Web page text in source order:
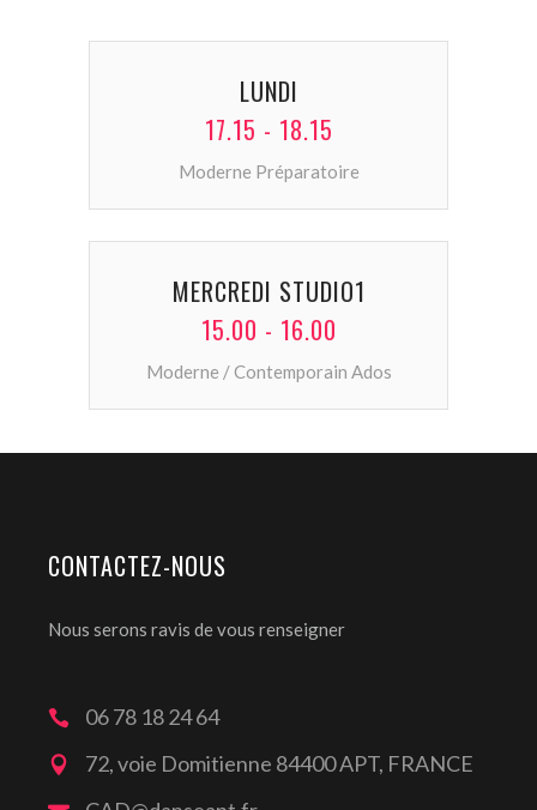
LUNDI
17.15 - 18.15
Moderne Préparatoire
MERCREDI STUDIO1
15.00 - 16.00
Moderne / Contemporain Ados
CONTACTEZ-NOUS
Nous serons ravis de vous renseigner
06 78 18 24 64
72, voie Domitienne 84400 APT, FRANCE